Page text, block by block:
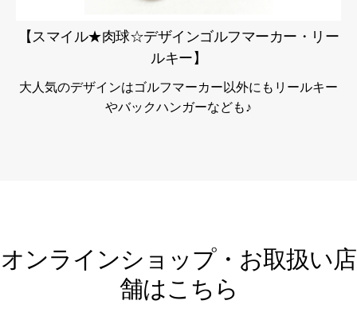
【スマイル★肉球☆デザインゴルフマーカー・リー
ルキー】
大人気のデザインはゴルフマーカー以外にもリールキー
やバックハンガーなども♪
オンラインショップ・お取扱い店
舗はこちら